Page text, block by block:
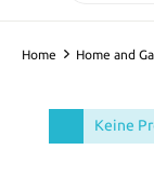
Home Home and
Keine